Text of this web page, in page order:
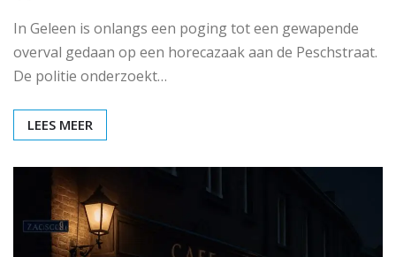
In Geleen is onlangs een poging tot een gewapende
overval gedaan op een horecazaak aan de Peschstraat.
De politie onderzoekt…
LEES MEER